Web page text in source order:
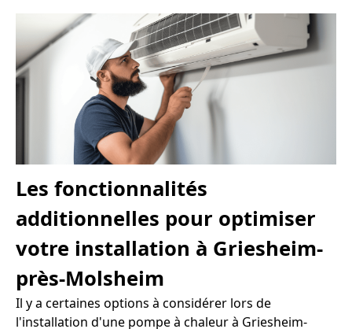
Les fonctionnalités
additionnelles pour optimiser
votre installation à Griesheim-
près-Molsheim
Il y a certaines options à considérer lors de
l'installation d'une pompe à chaleur à Griesheim-